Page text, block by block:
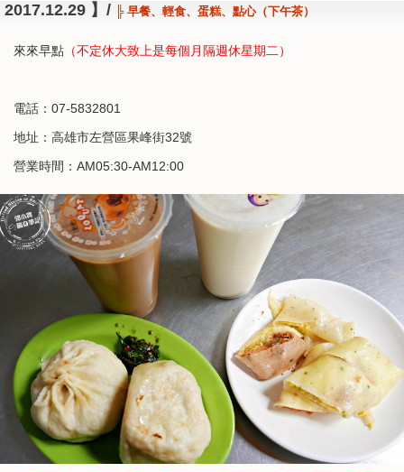
2017.12.29 】/
╠ 早餐、輕食、蛋糕、點心（下午茶）
來來早點 （不定休大致上是每個月隔週休星期二）
電話：07-5832801
地址：高雄市左營區果峰街32號
營業時間：AM05:30-AM12:00